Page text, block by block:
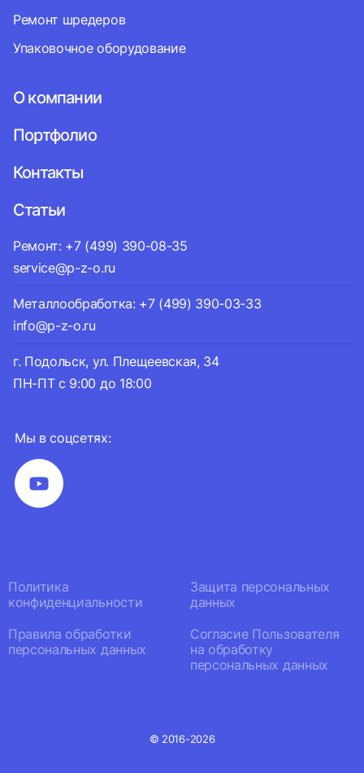
Мы в соцсетях:
Ремонт шредеров
Упаковочное оборудование
О компании
Портфолио
Контакты
Статьи
Ремонт: +7 (499) 390-08-35
service@p-z-o.ru
Металлообработка: +7 (499) 390-03-33
info@p-z-o.ru
г. Подольск, ул. Плещеевская, 34
ПН-ПТ с 9:00 до 18:00
Политика
конфиденциальности
Защита персональных
данных
Правила обработки
персональных данных
Согласие Пользователя
на обработку
персональных данных
© 2016-2026